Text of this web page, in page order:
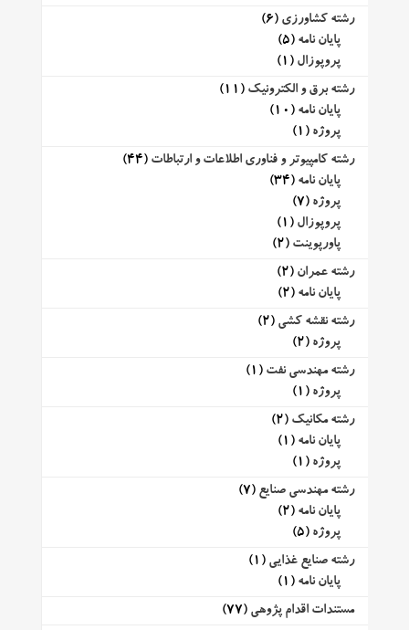
رشته کشاورزی (6)
پایان نامه (5)
پروپوزال (1)
رشته برق و الکترونیک (11)
پایان نامه (10)
پروژه (1)
رشته کامپیوتر و فناوری اطلاعات و ارتباطات (44)
پایان نامه (34)
پروژه (7)
پروپوزال (1)
پاورپوینت (2)
رشته عمران (2)
پایان نامه (2)
رشته نقشه کشی (2)
پروژه (2)
رشته مهندسی نفت (1)
پروژه (1)
رشته مکانیک (2)
پایان نامه (1)
پروژه (1)
رشته مهندسی صنایع (7)
پایان نامه (2)
پروژه (5)
رشته صنایع غذایی (1)
پایان نامه (1)
مستندات اقدام پژوهی (77)